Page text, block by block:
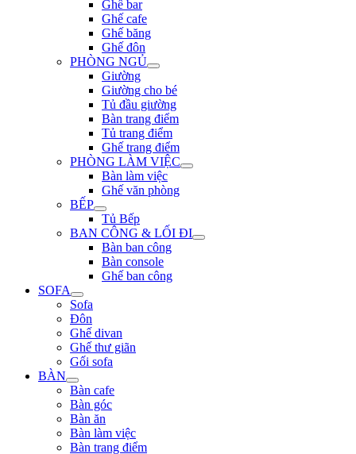
Ghế bar
Ghế cafe
Ghế băng
Ghế đôn
PHÒNG NGỦ
Giường
Giường cho bé
Tủ đầu giường
Bàn trang điểm
Tủ trang điểm
Ghế trang điểm
PHÒNG LÀM VIỆC
Bàn làm việc
Ghế văn phòng
BẾP
Tủ Bếp
BAN CÔNG & LỐI ĐI
Bàn ban công
Bàn console
Ghế ban công
SOFA
Sofa
Đôn
Ghế divan
Ghế thư giãn
Gối sofa
BÀN
Bàn cafe
Bàn góc
Bàn ăn
Bàn làm việc
Bàn trang điểm